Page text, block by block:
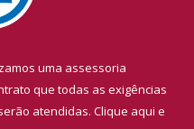
uma assessoria
que todas as exigências
atendidas. Clique aqui e